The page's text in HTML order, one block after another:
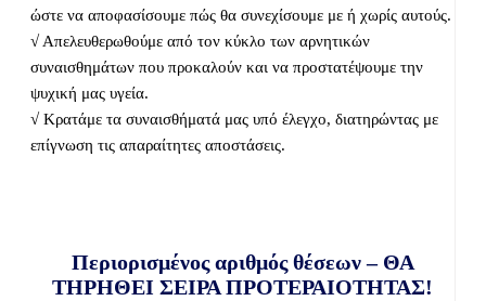
ώστε να αποφασίσουμε πώς θα συνεχίσουμε με ή χωρίς αυτούς.
√ Απελευθερωθούμε από τον κύκλο των αρνητικών
συναισθημάτων που προκαλούν και να προστατέψουμε την
ψυχική μας υγεία.
√ Κρατάμε τα συναισθήματά μας υπό έλεγχο, διατηρώντας με
επίγνωση τις απαραίτητες αποστάσεις.
Περιορισμένος αριθμός θέσεων – ΘΑ
ΤΗΡΗΘΕΙ ΣΕΙΡΑ ΠΡΟΤΕΡΑΙΟΤΗΤΑΣ!